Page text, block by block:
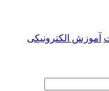
آموزش الکترونیکی